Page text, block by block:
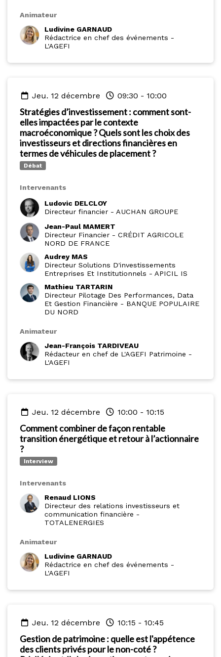
Animateur
Ludivine GARNAUD
Rédactrice en chef des événements -
L'AGEFI
jeu. 12 décembre 09:30 - 10:00
Stratégies d’investissement : comment sont-
elles impactées par le contexte
macroéconomique ? Quels sont les choix des
investisseurs et directions financières en
termes de véhicules de placement ?
Débat
Intervenants
Ludovic DELCLOY
Directeur financier - AUCHAN GROUPE
Jean-Paul MAMERT
Directeur Financier - CRÉDIT AGRICOLE
NORD DE FRANCE
Audrey MAS
Directeur Solutions D'investissements
Entreprises Et Institutionnels - APICIL IS
Mathieu TARTARIN
Directeur Pilotage Des Performances, Data
Et Gestion Financière - BANQUE POPULAIRE
DU NORD
Animateur
Jean-François TARDIVEAU
Rédacteur en chef de L'AGEFI Patrimoine -
L'AGEFI
jeu. 12 décembre 10:00 - 10:15
Comment combiner de façon rentable
transition énergétique et retour à l’actionnaire
?
Interview
Intervenants
Renaud LIONS
Directeur des relations investisseurs et
communication financière -
TOTALENERGIES
Animateur
Ludivine GARNAUD
Rédactrice en chef des événements -
L'AGEFI
jeu. 12 décembre 10:15 - 10:45
Gestion de patrimoine : quelle est l'appétence
des clients privés pour le non-coté ?